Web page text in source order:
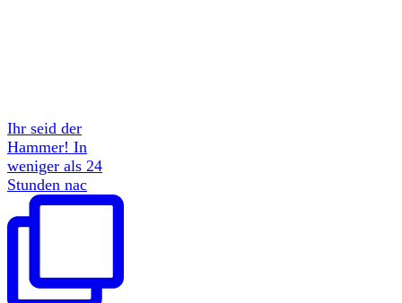
Ihr seid der
Hammer! In
weniger als 24
Stunden nac